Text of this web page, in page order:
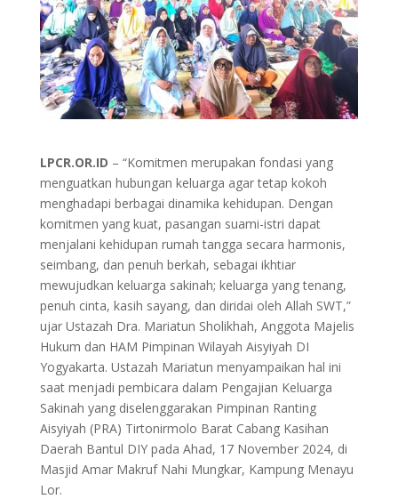
LPCR.OR.ID – “Komitmen merupakan fondasi yang
menguatkan hubungan keluarga agar tetap kokoh
menghadapi berbagai dinamika kehidupan. Dengan
komitmen yang kuat, pasangan suami-istri dapat
menjalani kehidupan rumah tangga secara harmonis,
seimbang, dan penuh berkah, sebagai ikhtiar
mewujudkan keluarga sakinah; keluarga yang tenang,
penuh cinta, kasih sayang, dan diridai oleh Allah SWT,”
ujar Ustazah Dra. Mariatun Sholikhah, Anggota Majelis
Hukum dan HAM Pimpinan Wilayah Aisyiyah DI
Yogyakarta. Ustazah Mariatun menyampaikan hal ini
saat menjadi pembicara dalam Pengajian Keluarga
Sakinah yang diselenggarakan Pimpinan Ranting
Aisyiyah (PRA) Tirtonirmolo Barat Cabang Kasihan
Daerah Bantul DIY pada Ahad, 17 November 2024, di
Masjid Amar Makruf Nahi Mungkar, Kampung Menayu
Lor.